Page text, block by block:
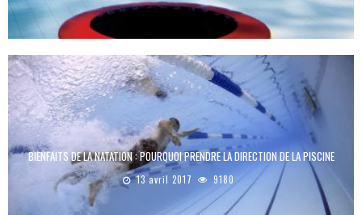
BIENFAITS DE LA NATATION : POURQUOI PRENDRE LA DIRECTION DE LA PISCINE
13 avril 2017 9180